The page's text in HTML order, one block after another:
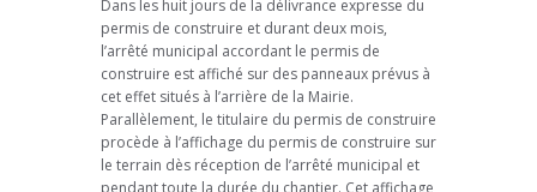
Dans les huit jours de la délivrance expresse du
permis de construire et durant deux mois,
l’arrêté municipal accordant le permis de
construire est affiché sur des panneaux prévus à
cet effet situés à l’arrière de la Mairie.
Parallèlement, le titulaire du permis de construire
procède à l’affichage du permis de construire sur
le terrain dès réception de l’arrêté municipal et